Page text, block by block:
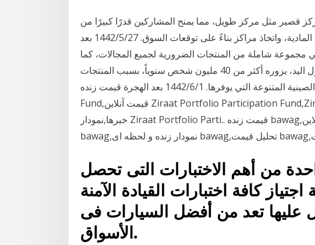
قصير مثل مركز طويل، مما يمنح المشاركين قدرًا كبيرًا من
المرونة، تساعدهم على حماية مراكزهم المادية، واتخاذ مراكز بناءً على توقعات السوق. 27‏‏/5‏‏/1442 بعد
دبي مجموعة شاملة من المنتجات الضرورية لجميع المجالات، كما
تعتبر اسعار السوق الصيني في دبي في متناول اليد، يزوره أكثر من 40 مليون شخص سنوياً، بسبب المنتجات
الصينية المتنوعة التي يوفرها. 1‏‏/6‏‏/1442 بعد الهجرة قیمت زنده Ziraat Portfolio Participation
Fund,قیمت آنلاین Ziraat Portfolio Participation Fund,Ziraat Portfolio Participation Fund در
خبرها,نمودار Ziraat Portfolio Parti.. قیمت زنده bawag,قیمت آنلاین bawag,bawag در خبرها,نمودار
من أهم الاختبارات التى تحصل
كافة اختبارات القيادة الآمنة
عليها تعد من أفضل السيارات فى
الأسواق.